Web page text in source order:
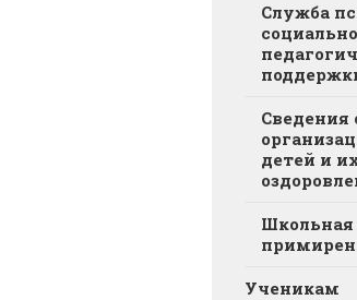
Служба
Сведения
детей и
Ученикам